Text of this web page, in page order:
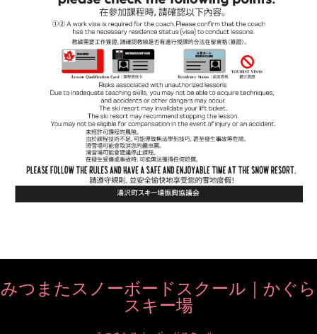
みつまたスノーボードスクール｜かぐら
スキー場